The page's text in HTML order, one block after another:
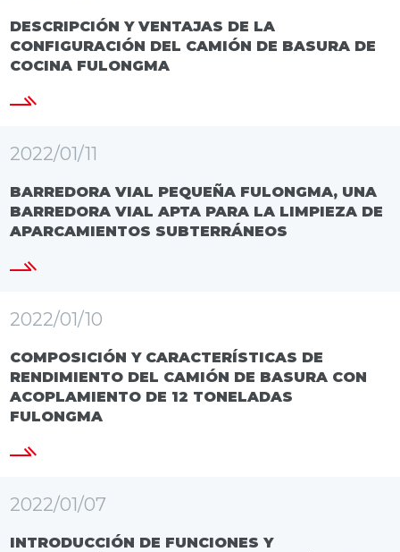
DESCRIPCIÓN Y VENTAJAS DE LA
CONFIGURACIÓN DEL CAMIÓN DE BASURA DE
COCINA FULONGMA
2022/01/11
BARREDORA VIAL PEQUEÑA FULONGMA, UNA
BARREDORA VIAL APTA PARA LA LIMPIEZA DE
APARCAMIENTOS SUBTERRÁNEOS
2022/01/10
COMPOSICIÓN Y CARACTERÍSTICAS DE
RENDIMIENTO DEL CAMIÓN DE BASURA CON
ACOPLAMIENTO DE 12 TONELADAS
FULONGMA
2022/01/07
INTRODUCCIÓN DE FUNCIONES Y